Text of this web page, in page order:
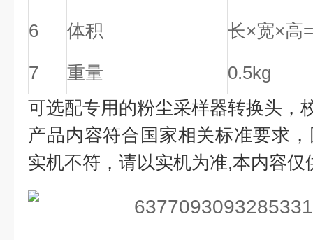
6
体积
长×宽×高
7
重量
0.5kg
可选配专用的粉尘采样器转换头，
产品内容符合国家相关标准要求
实机不符，请以实机为准,本内容仅